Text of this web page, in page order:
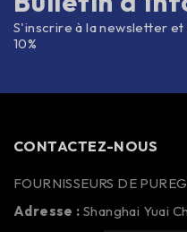
S'inscrire à la newsletter
10%
CONTACTEZ-NOUS
FOURNISSEURS DE
Adresse : Shanghai Yuai